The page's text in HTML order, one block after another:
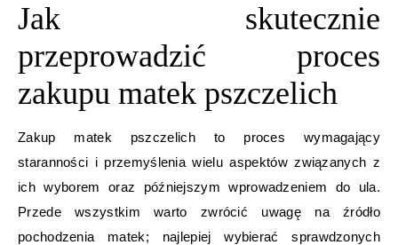
Jak skutecznie
przeprowadzić proces
zakupu matek pszczelich
Zakup matek pszczelich to proces wymagający
staranności i przemyślenia wielu aspektów związanych z
ich wyborem oraz późniejszym wprowadzeniem do ula.
Przede wszystkim warto zwrócić uwagę na źródło
pochodzenia matek; najlepiej wybierać sprawdzonych